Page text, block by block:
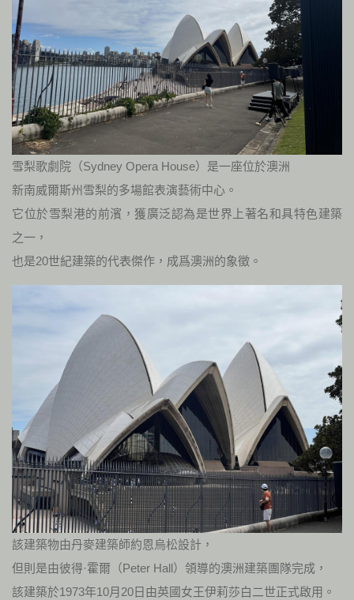
雪梨歌劇院（Sydney Opera House）是一座位於澳洲
新南威爾斯州雪梨的多場館表演藝術中心。
它位於雪梨港的前濱，獲廣泛認為是世界上著名和具特色建築
之一，
也是20世紀建築的代表傑作，成爲澳洲的象徵。
該建築物由丹麥建築師約恩烏松設計，
但則是由彼得·霍爾（Peter Hall）領導的澳洲建築團隊完成，
該建築於1973年10月20日由英國女王伊莉莎白二世正式啟用。